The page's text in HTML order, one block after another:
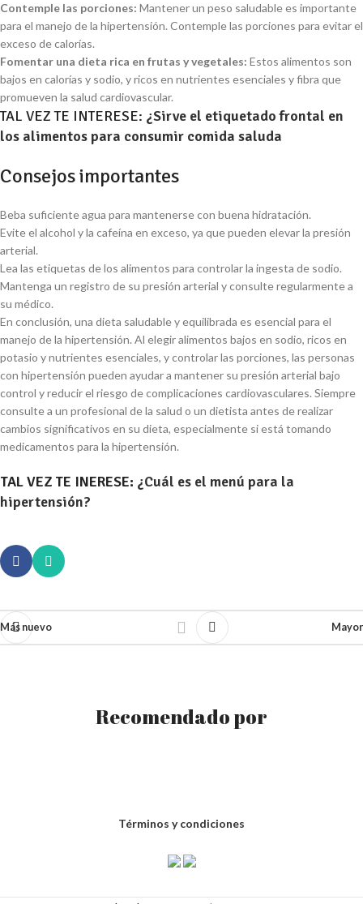
Contemple las porciones: Mantener un peso saludable es importante
para el manejo de la hipertensión. Contemple las porciones para evitar el
exceso de calorías.
Fomentar una dieta rica en frutas y vegetales: Estos alimentos son
bajos en calorías y sodio, y ricos en nutrientes esenciales y fibra que
promueven la salud cardiovascular.
TAL VEZ TE INTERESE: ¿Sirve el etiquetado frontal en
los alimentos para consumir comida saluda
Consejos importantes
Beba suficiente agua para mantenerse con buena hidratación.
Evite el alcohol y la cafeína en exceso, ya que pueden elevar la presión
arterial.
Lea las etiquetas de los alimentos para controlar la ingesta de sodio.
Mantenga un registro de su presión arterial y consulte regularmente a
su médico.
En conclusión, una dieta saludable y equilibrada es esencial para el
manejo de la hipertensión. Al elegir alimentos bajos en sodio, ricos en
potasio y nutrientes esenciales, y controlar las porciones, las personas
con hipertensión pueden ayudar a mantener su presión arterial bajo
control y reducir el riesgo de complicaciones cardiovasculares. Siempre
consulte a un profesional de la salud o un dietista antes de realizar
cambios significativos en su dieta, especialmente si está tomando
medicamentos para la hipertensión.
TAL VEZ TE INERESE: ¿Cuál es el menú para la
hipertensión?
Más nuevo Mayor
Recomendado por
Términos y condiciones